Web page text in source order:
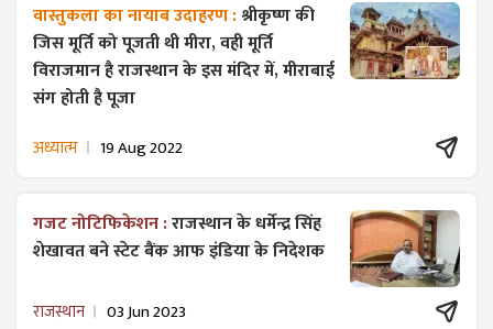
वास्तुकला का नायाब उदाहरण :श्रीकृष्ण की
जिस मूर्ति को पूजती थी मीरा, वही मूर्ति
विराजमान है राजस्थान के इस मंदिर में, मीराबाई
संग होती है पूजा
अध्यात्म 19 Aug 2022
गजट ​नोटिफिकेशन :राजस्थान के धर्मेन्द्र सिंह
शेखावत बने स्टेट बैंक आफ इंडिया के निदेशक
राजस्थान 03 Jun 2023